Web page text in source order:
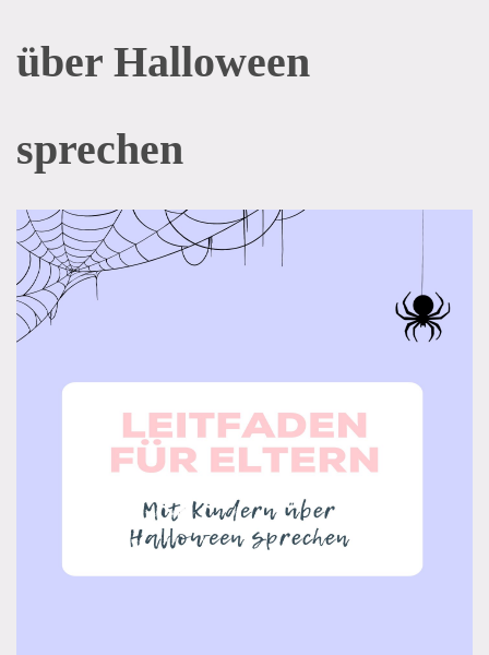
über Halloween
sprechen